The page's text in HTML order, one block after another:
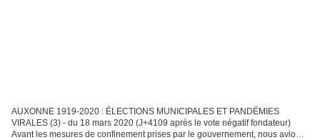
AUXONNE 1919-2020 : ÉLECTIONS MUNICIPALES ET PANDÉMIES
VIRALES (3) - du 18 mars 2020 (J+4109 après le vote négatif fondateur)
Avant les mesures de confinement prises par le gouvernement, nous avions